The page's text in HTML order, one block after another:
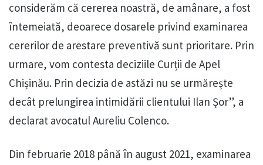
considerăm că cererea noastră, de amânare, a fost
întemeiată, deoarece dosarele privind examinarea
cererilor de arestare preventivă sunt prioritare. Prin
urmare, vom contesta deciziile Curții de Apel
Chișinău. Prin decizia de astăzi nu se urmărește
decât prelungirea intimidării clientului Ilan Șor”, a
declarat avocatul Aureliu Colenco.
Din februarie 2018 până în august 2021, examinarea